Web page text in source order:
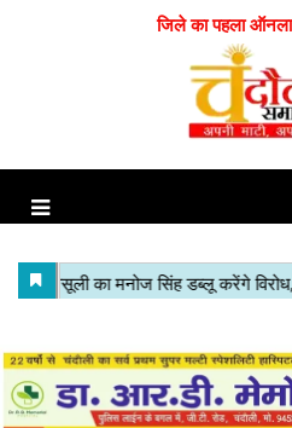
जिले का पहला